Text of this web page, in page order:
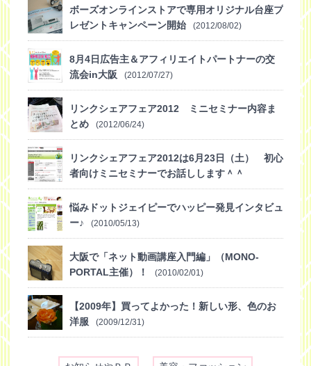
ボーズオンラインストアで専用オリジナル台座プ
レゼントキャンペーン開始
(2012/08/02)
8月4日広告主＆アフィリエイトパートナーの交
流会in大阪
(2012/07/27)
リンクシェアフェア2012 ミニセミナー内容ま
とめ
(2012/06/24)
リンクシェアフェア2012は6月23日（土） 初心
者向けミニセミナーでお話しします＾＾
(2012/06/19)
悩みドットジェイピーでハッピー発見インタビュ
ー♪
(2010/05/13)
大阪で「ネット動画講座入門編」（MONO-
PORTAL主催）！
(2010/02/01)
【2009年】買ってよかった！新しい形、色のお
洋服
(2009/12/31)